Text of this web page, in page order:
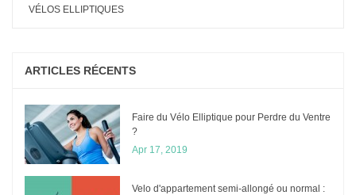
VÉLOS ELLIPTIQUES
ARTICLES RÉCENTS
Faire du Vélo Elliptique pour Perdre du Ventre
?
Apr 17, 2019
Velo d'appartement semi-allongé ou normal :